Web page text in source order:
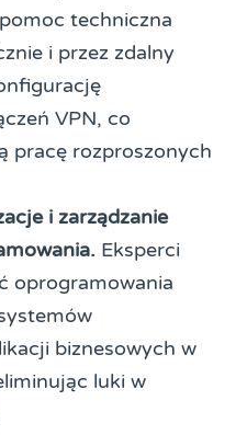
techniczna
i przez zdalny
VPN, co
pracę rozproszonych
i zarządzanie
Eksperci
oprogramowania
biznesowych w
luki w